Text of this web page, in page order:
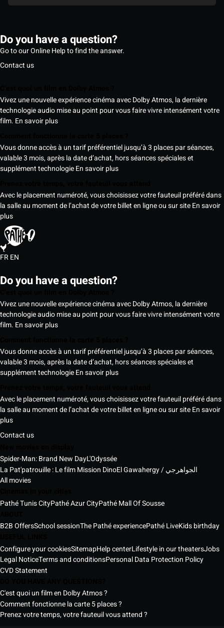
Do you have a question?
Go to our Online Help to find the answer.
Contact us
Vivez une nouvelle expérience cinéma avec Dolby Atmos, la dernière
technologie audio mise au point pour vous faire vivre intensément votre
film. En savoir plus
Vous donne accès à un tarif préférentiel jusqu’à 3 places par séances,
valable 3 mois, après la date d’achat, hors séances spéciales et
supplément technologieEn savoir plus
Avec le placement numéroté, vous choisissez votre fauteuil préféré dans
la salle au moment de l’achat de votre billet en ligne ou sur siteEn savoir
plus
FREN
Do you have a question?
Vivez une nouvelle expérience cinéma avec Dolby Atmos, la dernière
technologie audio mise au point pour vous faire vivre intensément votre
film. En savoir plus
Vous donne accès à un tarif préférentiel jusqu’à 3 places par séances,
valable 3 mois, après la date d’achat, hors séances spéciales et
supplément technologieEn savoir plus
Avec le placement numéroté, vous choisissez votre fauteuil préféré dans
la salle au moment de l’achat de votre billet en ligne ou sur siteEn savoir
plus
Contact us
Spider-Man: Brand New DayL'Odyssée
La Pat'patrouille : Le film Mission Dino
El Gawahergy / الجواهرجي
All movies
Pathé Tunis CityPathé Azur CityPathé Mall Of Sousse
B2B OffersSchool sessionThe Pathé experiencePathé LiveKids birthday
Configure your cookiesSitemapHelp centerLifestyle in our theatersJobs
Legal NoticeTerms and conditionsPersonal Data Protection Policy
CVD Statement
C'est quoi un film en Dolby Atmos ?
Comment fonctionne la carte 5 places ?
Prenez votre temps, votre fauteuil vous attend ?